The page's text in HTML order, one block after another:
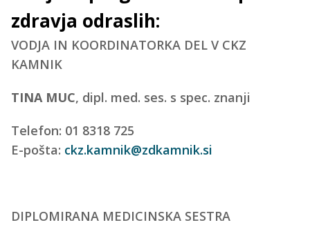
zdravja odraslih:
VODJA IN KOORDINATORKA DEL V CKZ
KAMNIK
TINA MUC, dipl. med. ses. s spec. znanji
Telefon: 01 8318 725
E-pošta: ckz.kamnik@zdkamnik.si
DIPLOMIRANA MEDICINSKA SESTRA